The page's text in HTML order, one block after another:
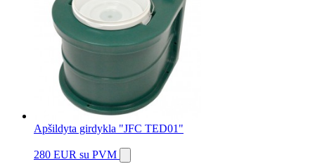
Apšildyta girdykla "JFC TED01"
280 EUR su PVM